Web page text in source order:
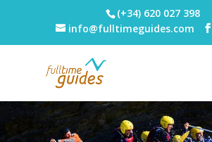
(+34) 620 027 398
info@fulltimeguides.com